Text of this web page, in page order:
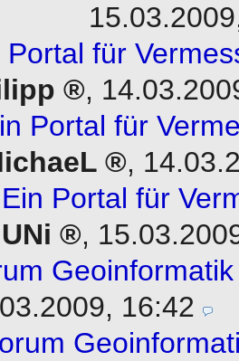
Portal für
,
Portal für
,
Ein Portal für
UNi
,
16:42